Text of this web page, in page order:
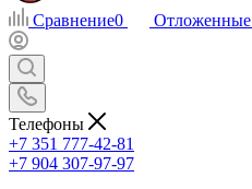
Сравнение0 Отложенные
Телефоны
+7 351 777-42-81
+7 904 307-97-97